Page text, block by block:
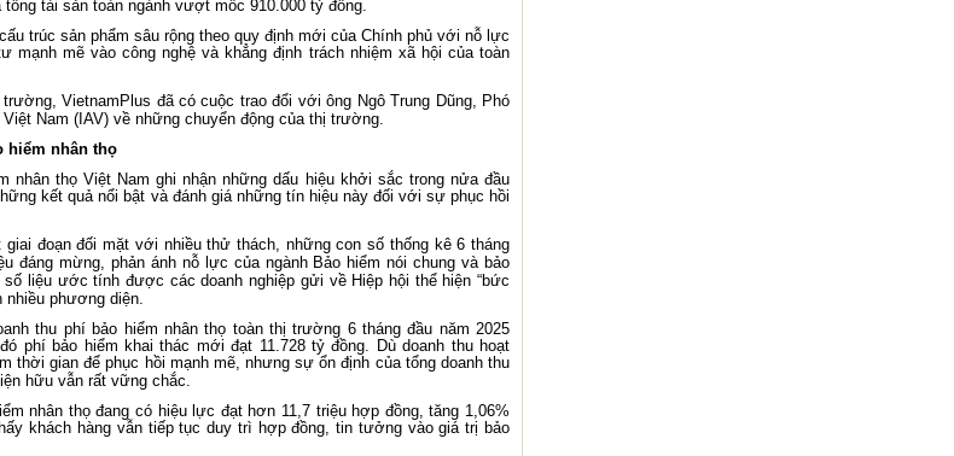
tài sản toàn ngành vượt mốc 910.000 tỷ đồng.
trúc sản phẩm sâu rộng theo quy định mới của Chính phủ với nỗ lực
mạnh mẽ vào công nghệ và khẳng định trách nhiệm xã hội của toàn
VietnamPlus đã có cuộc trao đổi với ông Ngô Trung Dũng, Phó
Nam (IAV) về những chuyển động của thị trường.
hiểm nhân thọ
nhân thọ Việt Nam ghi nhận những dấu hiệu khởi sắc trong nửa đầu
kết quả nổi bật và đánh giá những tín hiệu này đối với sự phục hồi
giai đoạn đối mặt với nhiều thử thách, những con số thống kê 6 tháng
đáng mừng, phản ánh nỗ lực của ngành Bảo hiểm nói chung và bảo
số liệu ước tính được các doanh nghiệp gửi về Hiệp hội thể hiện “bức
nhiều phương diện.
thu phí bảo hiểm nhân thọ toàn thị trường 6 tháng đầu năm 2025
phí bảo hiểm khai thác mới đạt 11.728 tỷ đồng. Dù doanh thu hoạt
thời gian để phục hồi mạnh mẽ, nhưng sự ổn định của tổng doanh thu
hữu vẫn rất vững chắc.
nhân thọ đang có hiệu lực đạt hơn 11,7 triệu hợp đồng, tăng 1,06%
khách hàng vẫn tiếp tục duy trì hợp đồng, tin tưởng vào giá trị bảo